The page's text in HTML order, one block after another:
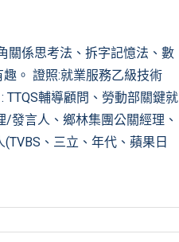
關係思考法、拆字記憶法、數
。 證照:就業服務乙級技術
TTQS輔導顧問、勞動部關鍵就
發言人、鄉林集團公關經理、
、三立、年代、蘋果日